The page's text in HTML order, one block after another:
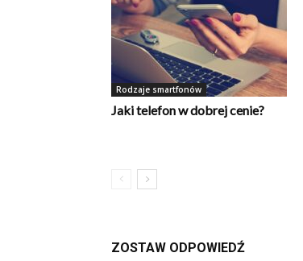
Rodzaje smartfonów
Jaki telefon w dobrej cenie?
ZOSTAW ODPOWIEDŹ